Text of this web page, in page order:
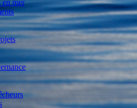
en mer